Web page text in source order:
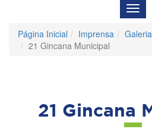
Menu
de
Página Inicial Imprensa
21 Gincana Municipal
21 Gincana